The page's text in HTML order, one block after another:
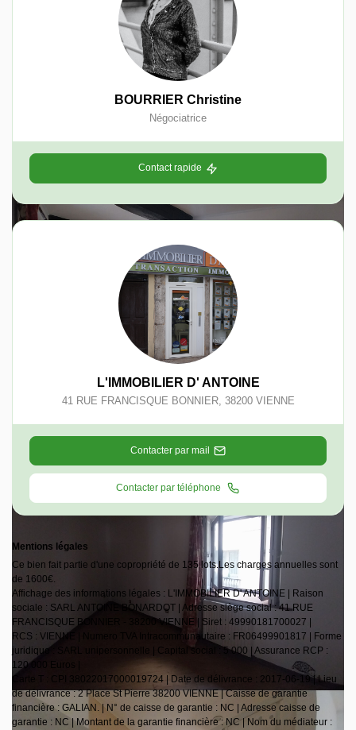
BOURRIER Christine
Négociatrice
Contact rapide
L'IMMOBILIER D' ANTOINE
41 RUE FRANCISQUE BONNIER, 38200 VIENNE
Contacter par mail
Contacter par téléphone
Mentions légales
Ce bien fait partie d'une copropriété de 135 lots.Les charges annuelles sont
de 1600€.
Affichage des informations légales : L'IMMOBILIER D' ANTOINE | Raison
sociale : SARL ANTOINE BONARDOT | Adresse siège social : 41 RUE
FRANCISQUE BONNIER - 38200 VIENNE | Siret : 49990181700027 |
RCS : VIENNE | Numero TVA Intracommunautaire : FR06499901817 | Forme
juridique : SARL unipersonnelle | Capital social : 5 000 | Assurance RCP :
120 000 Euros |
Carte T : CPI 38022017000019724 | Date de délivrance : 2017-06-19 | Lieu
de délivrance : 2 Place St Pierre 38200 VIENNE | Caisse de garantie
financière : GALIAN. | N° de caisse de garantie : NC | Adresse caisse de
garantie : NC | Montant de la garantie financière : NC | Nom du médiateur :